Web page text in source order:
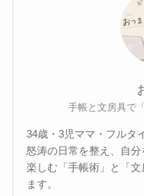
手帳と文房具で
34歳・3児ママ・フルタ
怒涛の日常を整え、自
楽しむ「手帳術」と「
ます。